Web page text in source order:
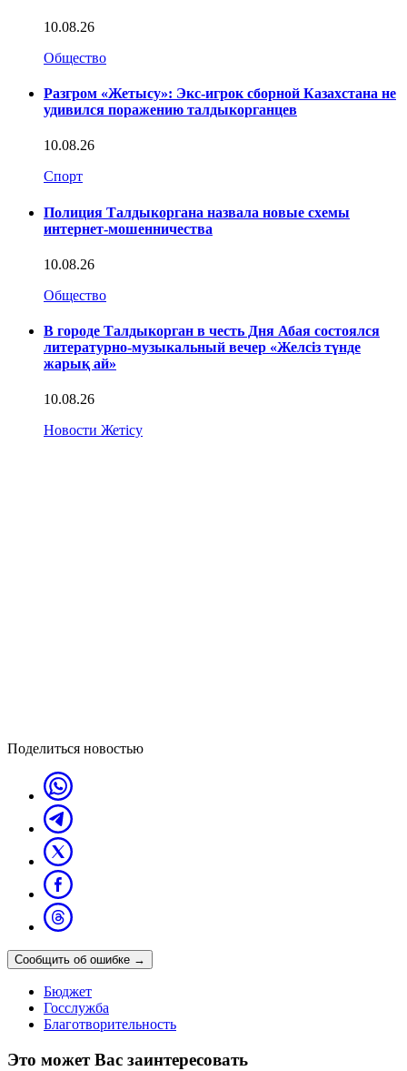
10.08.26
Общество
Разгром «Жетысу»: Экс-игрок сборной Казахстана не
удивился поражению талдыкорганцев
10.08.26
Спорт
Полиция Талдыкоргана назвала новые схемы
интернет-мошенничества
10.08.26
Общество
В городе Талдыкорган в честь Дня Абая состоялся
литературно-музыкальный вечер «Желсіз түнде
жарық ай»
10.08.26
Новости Жетісу
Поделиться новостью
Сообщить об ошибке →
Бюджет
Госслужба
Благотворительность
Это может Вас заинтересовать